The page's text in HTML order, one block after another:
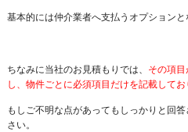
基本的には仲介業者へ支払うオプションと
ちなみに当社のお見積もりでは、 その項
し、物件ごとに必須項目だけを記載してお
もしご不明な点があってもしっかりと回
さい。